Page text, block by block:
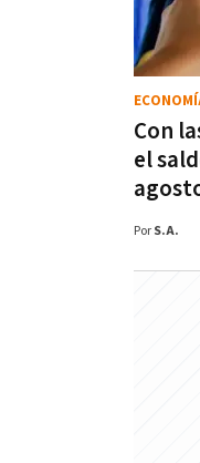
Con
el
Por S.A.